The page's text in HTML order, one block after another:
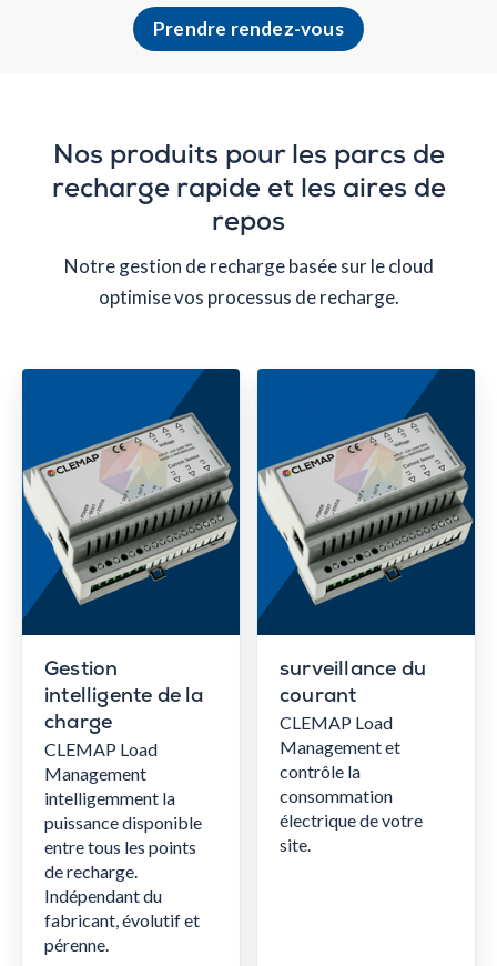
Prendre rendez-vous
Nos produits pour les parcs de
recharge rapide et les aires de
repos
Notre gestion de recharge basée sur le cloud
optimise vos processus de recharge.
Gestion
intelligente de la
charge
CLEMAP Load
Management
intelligemment la
puissance disponible
entre tous les points
de recharge.
Indépendant du
fabricant, évolutif et
pérenne.
surveillance du
courant
CLEMAP Load
Management et
contrôle la
consommation
électrique de votre
site.